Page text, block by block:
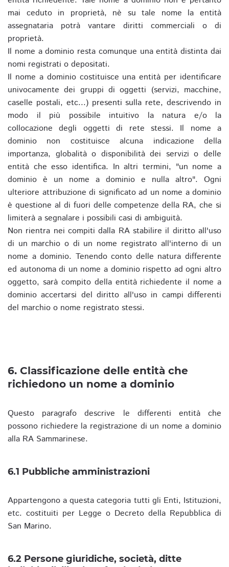
mai ceduto in proprietà, nè su tale nome la entità
assegnataria potrà vantare diritti commerciali o di
proprietà.
Il nome a dominio resta comunque una entità distinta dai
nomi registrati o depositati.
Il nome a dominio costituisce una entità per identificare
univocamente dei gruppi di oggetti (servizi, macchine,
caselle postali, etc...) presenti sulla rete, descrivendo in
modo il più possibile intuitivo la natura e/o la
collocazione degli oggetti di rete stessi. Il nome a
dominio non costituisce alcuna indicazione della
importanza, globalità o disponibilità dei servizi o delle
entità che esso identifica. In altri termini, "un nome a
dominio è un nome a dominio e nulla altro". Ogni
ulteriore attribuzione di significato ad un nome a dominio
è questione al di fuori delle competenze della RA, che si
limiterà a segnalare i possibili casi di ambiguità.
Non rientra nei compiti dalla RA stabilire il diritto all'uso
di un marchio o di un nome registrato all'interno di un
nome a dominio. Tenendo conto delle natura differente
ed autonoma di un nome a dominio rispetto ad ogni altro
oggetto, sarà compito della entità richiedente il nome a
dominio accertarsi del diritto all'uso in campi differenti
del marchio o nome registrato stessi.
6. Classificazione delle entità che
richiedono un nome a dominio
Questo paragrafo descrive le differenti entità che
possono richiedere la registrazione di un nome a dominio
alla RA Sammarinese.
6.1 Pubbliche amministrazioni
Appartengono a questa categoria tutti gli Enti, Istituzioni,
etc. costituiti per Legge o Decreto della Repubblica di
San Marino.
6.2 Persone giuridiche, società, ditte